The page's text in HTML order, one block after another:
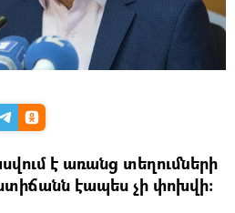
է առանց տեղումների
էապես չի փոխվի: